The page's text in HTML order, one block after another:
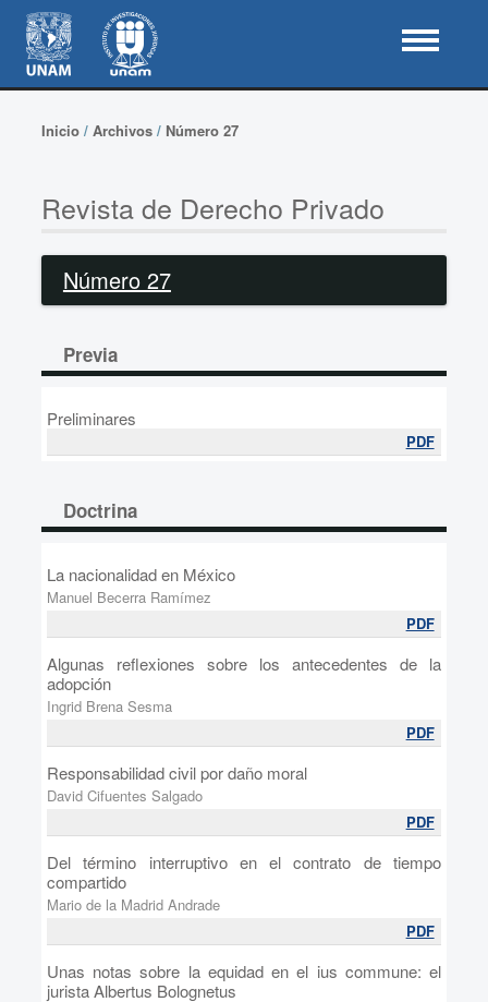
Inicio/ Archivos/ Número 27
Revista de Derecho Privado
Número 27
Previa
Preliminares
PDF
Doctrina
La nacionalidad en México
Manuel Becerra Ramímez
PDF
Algunas reflexiones sobre los antecedentes de la
adopción
Ingrid Brena Sesma
PDF
Responsabilidad civil por daño moral
David Cifuentes Salgado
PDF
Del término interruptivo en el contrato de tiempo
compartido
Mario de la Madrid Andrade
PDF
Unas notas sobre la equidad en el ius commune: el
jurista Albertus Bolognetus